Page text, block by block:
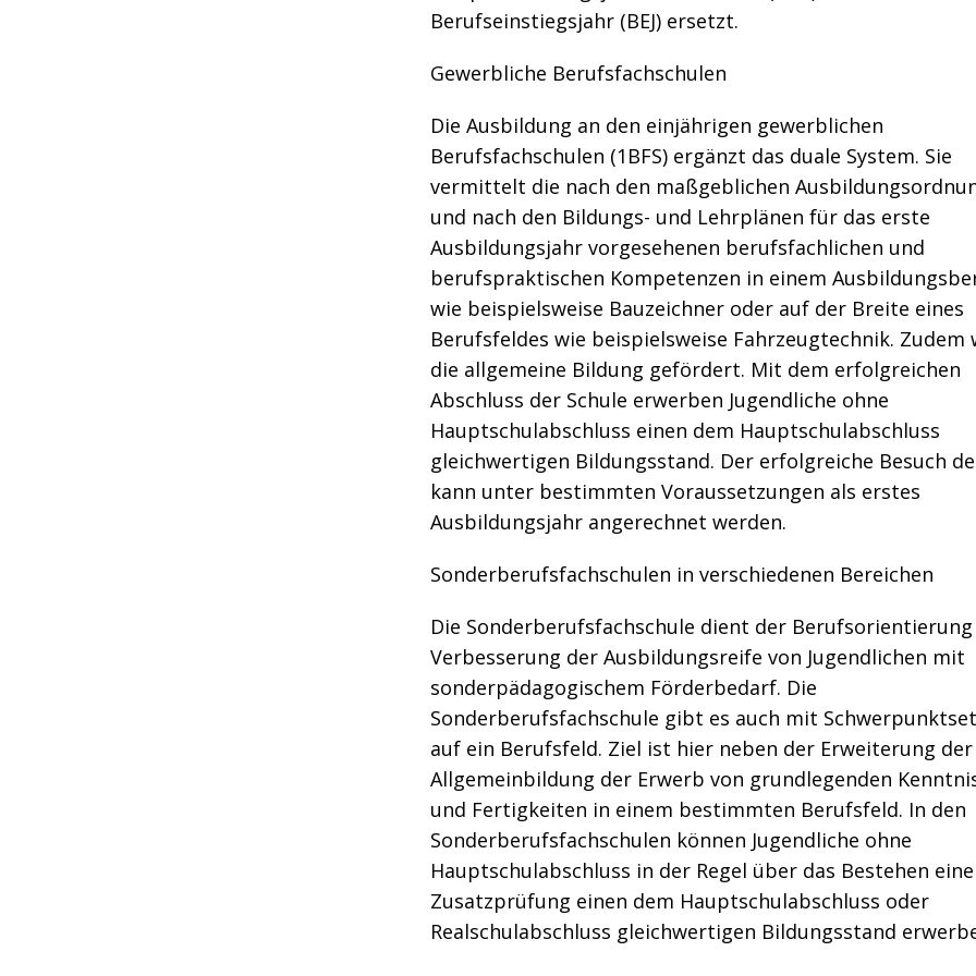
Berufseinstiegsjahr (BEJ) ersetzt.
Gewerbliche Berufsfachschulen
Die Ausbildung an den einjährigen gewerblichen
Berufsfachschulen (1BFS) ergänzt das duale System. Sie
vermittelt die nach den maßgeblichen
und nach den Bildungs- und Lehrplänen für das erste
Ausbildungsjahr vorgesehenen berufsfachlichen und
berufspraktischen Kompetenzen in einem
wie beispielsweise Bauzeichner oder auf der Breite eines
Berufsfeldes wie beispielsweise Fahrzeugtechnik. Zudem
die allgemeine Bildung gefördert. Mit dem erfolgreichen
Abschluss der Schule erwerben Jugendliche ohne
Hauptschulabschluss einen dem Hauptschulabschluss
gleichwertigen Bildungsstand. Der erfolgreiche Besuch
kann unter bestimmten Voraussetzungen als erstes
Ausbildungsjahr angerechnet werden.
Sonderberufsfachschulen in verschiedenen Bereichen
Die Sonderberufsfachschule dient der
Verbesserung der Ausbildungsreife von Jugendlichen mit
sonderpädagogischem Förderbedarf. Die
Sonderberufsfachschule gibt es auch mit
auf ein Berufsfeld. Ziel ist hier neben der Erweiterung der
Allgemeinbildung der Erwerb von grundlegenden
und Fertigkeiten in einem bestimmten Berufsfeld. In den
Sonderberufsfachschulen können Jugendliche ohne
Hauptschulabschluss in der Regel über das Bestehen
Zusatzprüfung einen dem Hauptschulabschluss oder
Realschulabschluss gleichwertigen Bildungsstand